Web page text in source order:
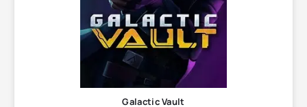
Galactic Vault